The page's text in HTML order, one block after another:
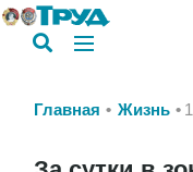
Главная Жизнь